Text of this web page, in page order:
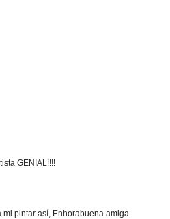
GENIAL!!!!
pintar así, Enhorabuena amiga.